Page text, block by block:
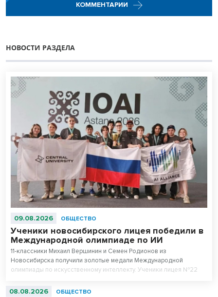
КОММЕНТАРИИ
НОВОСТИ РАЗДЕЛА
09.08.2026 ОБЩЕСТВО
Ученики новосибирского лицея победили в
Международной олимпиаде по ИИ
11-классники Михаил Вершинин и Семен Родионов из
Новосибирска получили золотые медали Международной
олимпиады по искусственному интеллекту. Ученики лицея №22
абсолютными чемпионами соревнований.
08.08.2026 ОБЩЕСТВО